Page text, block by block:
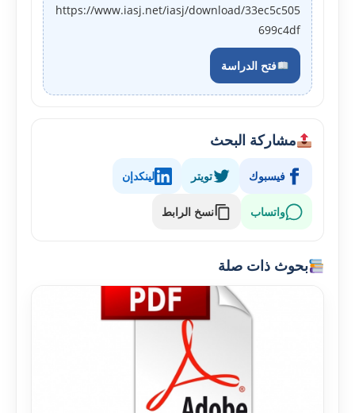
https://www.iasj.net/iasj/download/33ec5c505
699c4df
فتح الدراسة
مشاركة البحث
فيسبوك تويتر لينكدإن
واتساب نسخ الرابط
بحوث ذات صلة